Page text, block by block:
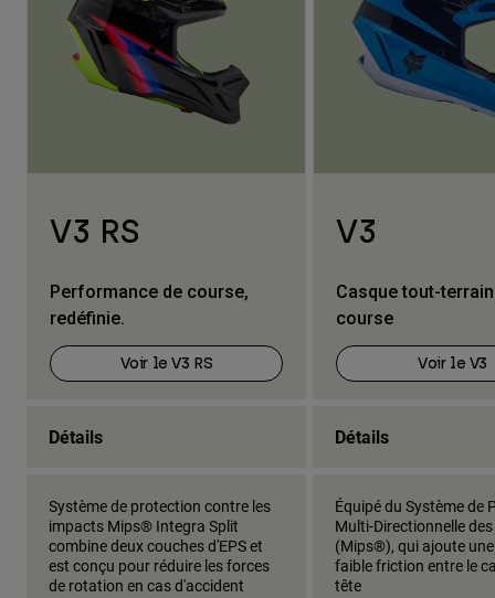
V3 RS
Performance de course,
redéfinie.
Voir le V3 RS
V3
Casque tout-
course
Voir le V3
Détails Détails
Système de protection contre les
impacts Mips® Integra Split
combine deux couches d'EPS et
est conçu pour réduire les forces
de rotation en cas d'accident
Équipé du Système de
Multi-Directionnelle
(Mips®), qui ajoute
faible friction entre le
tête